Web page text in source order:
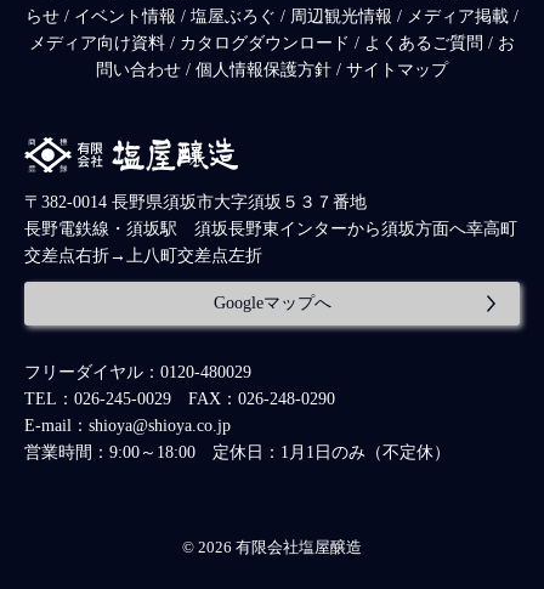
らせ / イベント情報 / 塩屋ぶろぐ / 周辺観光情報 / メディア掲載 /
メディア向け資料 / カタログダウンロード / よくあるご質問 / お
問い合わせ / 個人情報保護方針 / サイトマップ
〒382-0014 長野県須坂市大字須坂５３７番地
長野電鉄線・須坂駅 須坂長野東インターから須坂方面へ幸高町
交差点右折→上八町交差点左折
Googleマップへ
フリーダイヤル：0120-480029
TEL：026-245-0029 FAX：026-248-0290
E-mail：shioya@shioya.co.jp
営業時間：9:00～18:00 定休日：1月1日のみ（不定休）
© 2026 有限会社塩屋醸造